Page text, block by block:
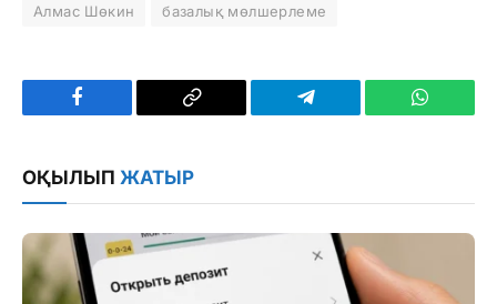
Алмас Шөкин базалық мөлшерлеме
Facebook
Copy
Telegram
ОҚЫЛЫП ЖАТЫР